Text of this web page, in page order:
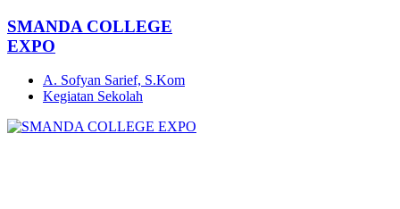
SMANDA COLLEGE
EXPO
A. Sofyan Sarief, S.Kom
Kegiatan Sekolah